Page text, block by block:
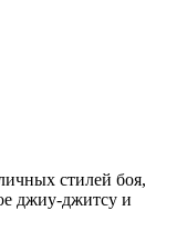
стилей боя,
джиу-джитсу и